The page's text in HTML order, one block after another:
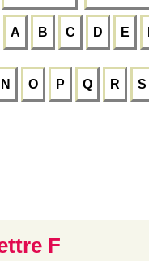
A B C D E
N O P Q R S
F